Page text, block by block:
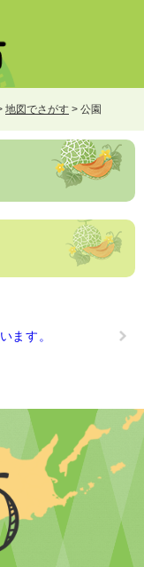
地図でさがす > 公園
ます。